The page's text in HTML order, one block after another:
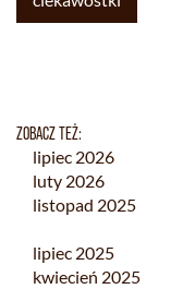
ZOBACZ TEŻ:
lipiec 2026
luty 2026
listopad 2025
lipiec 2025
kwiecień 2025